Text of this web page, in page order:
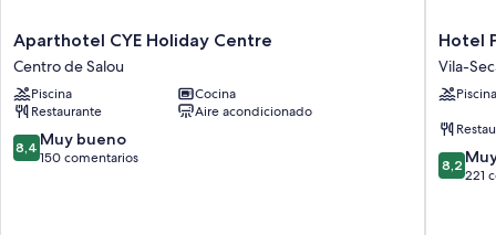
Aparthotel
CYE
Holiday
Centre
Centro
de
Salou
Aparthotel CYE Holiday Centre
Centro de Salou
Piscina
Cocina
Restaurante
Aire acondicionado
8.4
sobre
8,4 Muy bueno
150 comentarios
Hotel
Palas
Pineda
Vila-
Seca
Hotel
Vila-
Piscina
8.2
sobre
8,2
221